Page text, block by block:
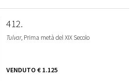
412
Tulvar, Prima metà del XIX Secolo
VENDUTO € 1.125